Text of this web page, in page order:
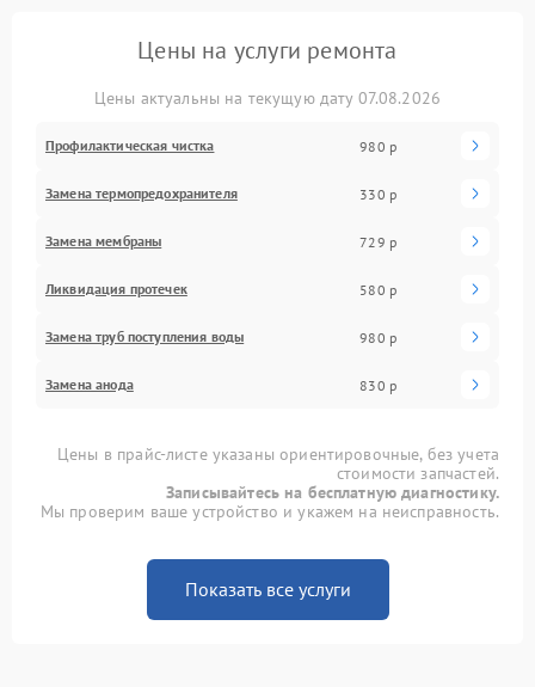
Цены на услуги ремонта
Цены актуальны на текущую дату 07.08.2026
Профилактическая чистка 980 р
Замена термопредохранителя 330 р
Замена мембраны 729 р
Ликвидация протечек 580 р
Замена труб поступления воды 980 р
Замена анода 830 р
Цены в прайс-листе указаны ориентировочные, без учета
стоимости запчастей.
Записывайтесь на бесплатную диагностику.
Мы проверим ваше устройство и укажем на неисправность.
Показать все услуги